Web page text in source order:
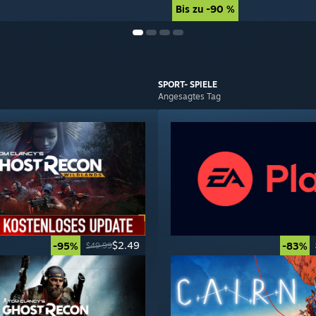
Bis zu -90 %
Bis zu -90 %
-95% $49.99$2.49
SPORT- SPIELE
Angesagtes Tag
-83%